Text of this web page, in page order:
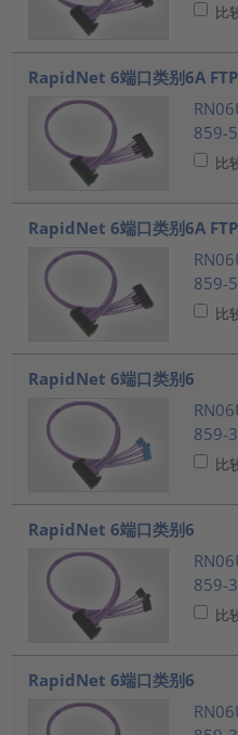
比
RapidNet 6端口类别6A FTP
859-
比
RapidNet 6端口类别6A FTP
859-
比
RapidNet 6端口类别6
859-
比
RapidNet 6端口类别6
859-
比
RapidNet 6端口类别6